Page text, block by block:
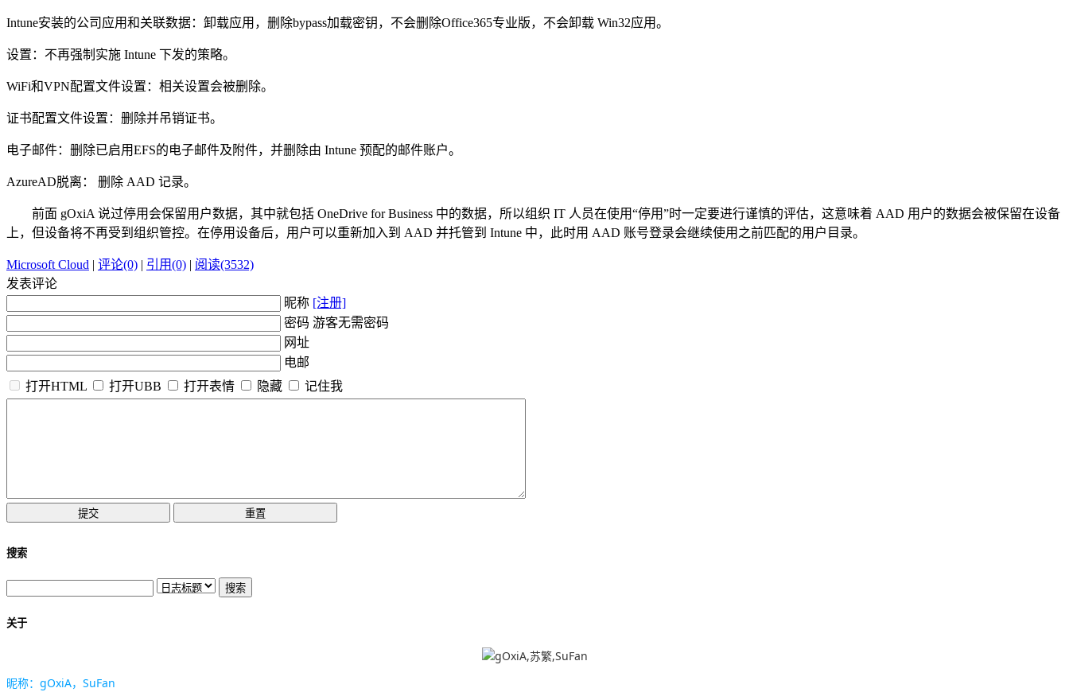
Intune安装的公司应用和关联数据：卸载应用，删除bypass加载密钥，不会删除Office365专业版，不会卸载 Win32应用。
设置：不再强制实施 Intune 下发的策略。
WiFi和VPN配置文件设置：相关设置会被删除。
证书配置文件设置：删除并吊销证书。
电子邮件：删除已启用EFS的电子邮件及附件，并删除由 Intune 预配的邮件账户。
AzureAD脱离： 删除 AAD 记录。
前面 gOxiA 说过停用会保留用户数据，其中就包括 OneDrive for Business 中的数据，所以组织 IT 人员在使用“停用”时一定要进行谨慎的评估，这意味着 AAD 用户的数据会被保留在设备
上，但设备将不再受到组织管控。在停用设备后，用户可以重新加入到 AAD 并托管到 Intune 中，此时用 AAD 账号登录会继续使用之前匹配的用户目录。
Microsoft Cloud | 评论(0) | 引用(0) | 阅读(3532)
发表评论
昵称 [注册]
密码 游客无需密码
网址
电邮
打开HTML
打开UBB 打开表情 隐藏 记住我
搜索
关于
昵称：gOxiA，SuFan